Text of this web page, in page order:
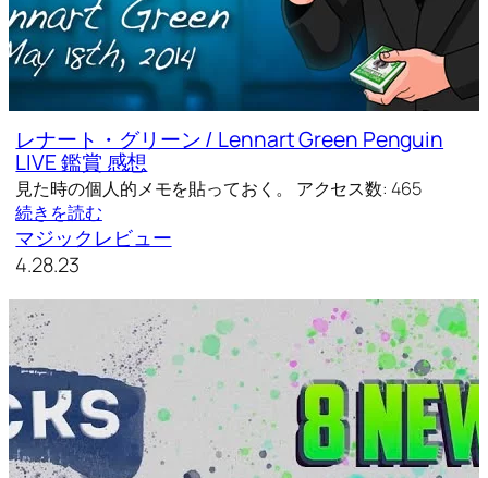
レナート・グリーン / Lennart Green Penguin
LIVE 鑑賞 感想
見た時の個人的メモを貼っておく。 アクセス数: 465
続きを読む
マジックレビュー
4.28.23